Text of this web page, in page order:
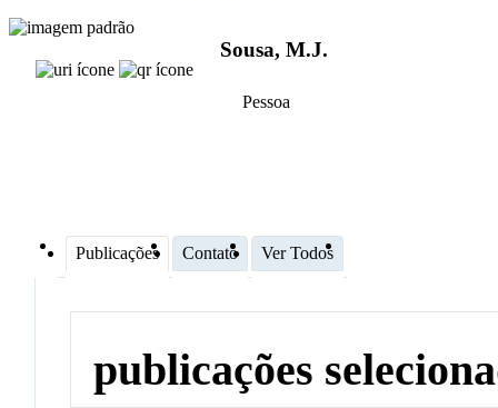
Sousa, M.J.
Pessoa
Publicações Contato Ver Todos
publicações